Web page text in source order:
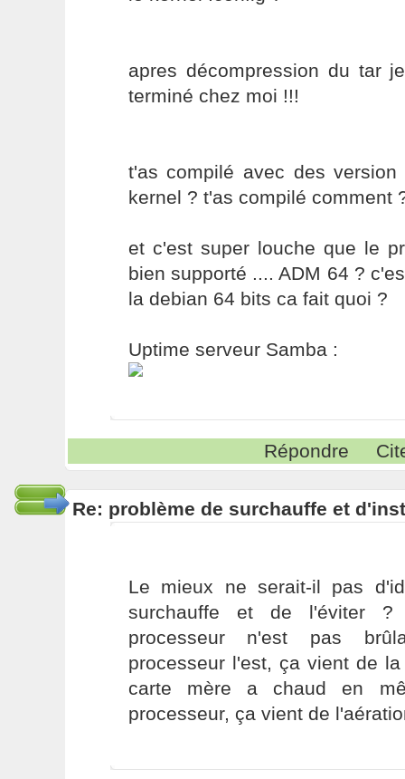
apres décompression du tar
terminé chez moi !!!
t'as compilé avec des
kernel ? t'as compilé comment
et c'est super louche que le
bien supporté .... ADM 64 ?
la debian 64 bits ca fait quoi ?
Uptime serveur Samba :
Répondre
Re: problème de surchauffe et
Le mieux ne serait-il pas
surchauffe et de l'éviter
processeur n'est pas
processeur l'est, ça vient de
carte mère a chaud en
processeur, ça vient de